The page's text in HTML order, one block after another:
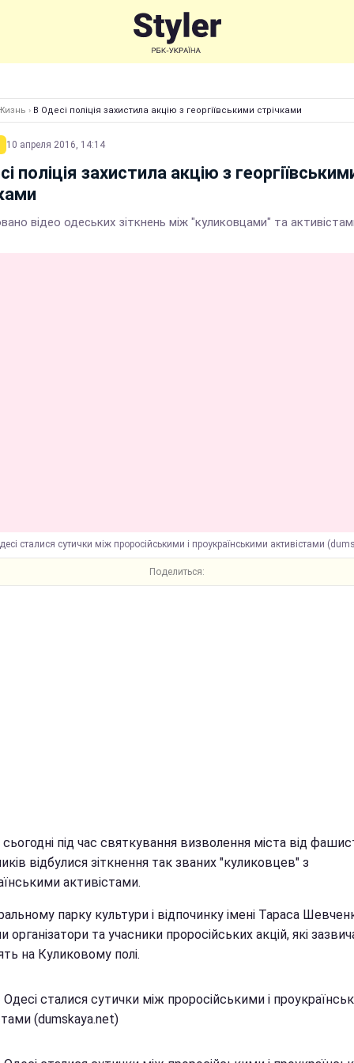
› В Одесі поліція захистила акцію з георгіївськими стрічками
10 апреля 2016, 14:14
поліція захистила акцію з
відео одеських зіткнень між "куликовцами" та
сталися сутички між проросійськими і проукраїнськими активістами
Поделиться:
сьогодні під час святкування визволення міста від
відбулися зіткнення так званих "куликовцев" з
активістами.
парку культури і відпочинку імені Тараса
організатори та учасники проросійських акцій, які
на Куликовому полі.
сталися сутички між проросійськими і
(dumskaya.net)